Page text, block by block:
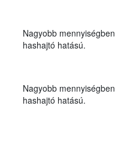
Nagyobb mennyiségben
hashajtó hatású.
Nagyobb mennyiségben
hashajtó hatású.